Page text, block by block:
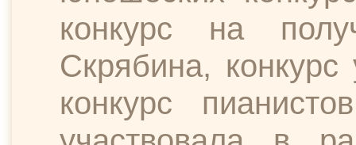
конкурс на
Скрябина,
конкурс